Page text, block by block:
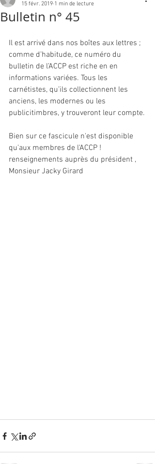
Bulletin n° 45
15 févr. 2019 1 min de lecture
Il est arrivé dans nos boîtes aux lettres ;
comme d’habitude, ce numéro du
bulletin de l’ACCP est riche en en
informations variées. Tous les
carnétistes, qu’ils collectionnent les
anciens, les modernes ou les
publicitimbres, y trouveront leur compte.
Bien sur ce fascicule n'est disponible
qu'aux membres de l'ACCP !
renseignements auprès du président ,
Monsieur Jacky Girard